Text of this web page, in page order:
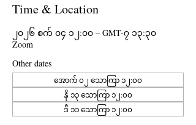
Time & Location
၂၀၂၆ စက် ၀၄ ၁၂:၀၀ – GMT-၇ ၁၃:၃၀
Zoom
Other dates
အောက် ၀၂ သောကြာ ၁၂:၀၀
နို ၁၃ သောကြာ ၁၂:၀၀
ဒီ ၁၁ သောကြာ ၁၂:၀၀